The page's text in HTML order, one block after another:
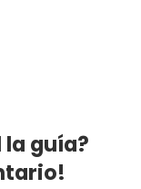
guía?